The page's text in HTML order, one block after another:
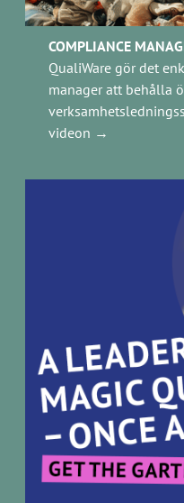
COMPLIANCE
QualiWare gör det
manager att behålla
videon →